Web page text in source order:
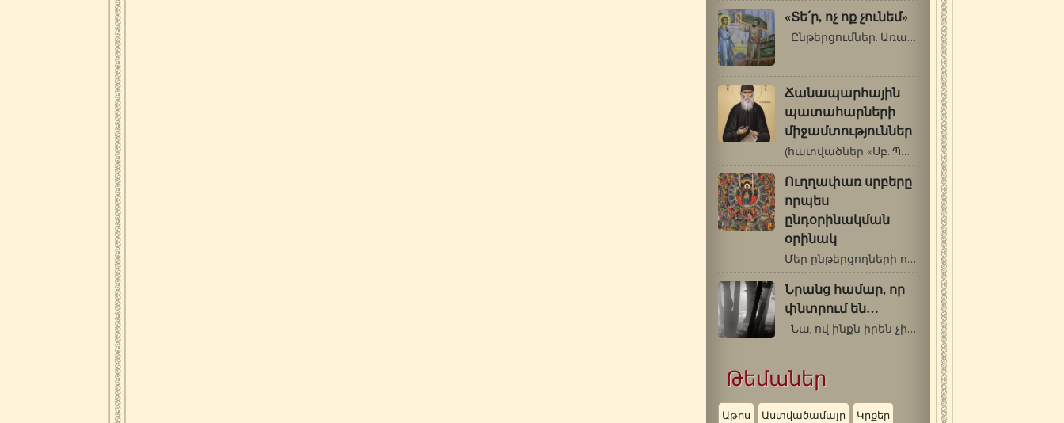
«Տե՛ր, ոչ ոք չունեմ»
Ընթերցումներ. Առաք.: Գործք 9. 32-42:…
Ճանապարհային
պատահարների
միջամտություններ
(հատվածներ «Սբ. Պաիսիոս Աթոսացու…
Ուղղափառ սրբերը
որպես
ընդօրինակման
օրինակ
Մեր ընթերցողների ուշադրությանն ենք…
Նրանց համար, որ
փնտրում են…
Նա, ով ինքն իրեն չի ճանաչում, ո՛չ…
Թեմաներ
Աթոս Աստվածամայր Կրքեր